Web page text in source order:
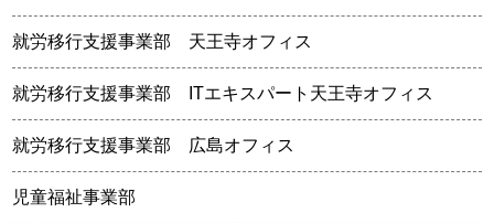
就労移行支援事業部 天王寺オフィス
就労移行支援事業部 ITエキスパート天王寺オフィス
就労移行支援事業部 広島オフィス
児童福祉事業部